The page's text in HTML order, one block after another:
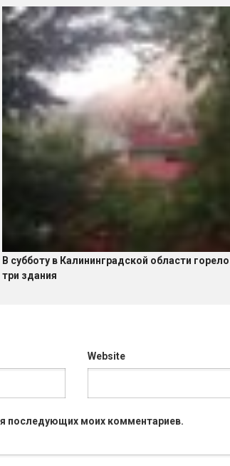
В субботу в Калининградской области горело
три здания
Website
последующих моих комментариев.